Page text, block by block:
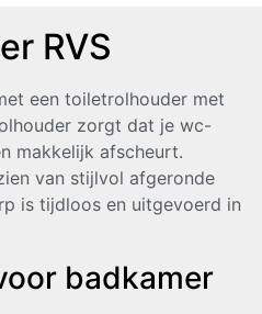
RVS
een toiletrolhouder met
zorgt dat je wc-
makkelijk afscheurt.
van stijlvol afgeronde
is tijdloos en uitgevoerd in
badkamer